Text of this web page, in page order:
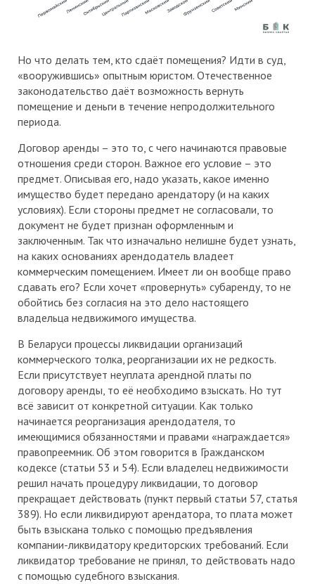
Но что делать тем, кто сдаёт помещения? Идти в суд,
«вооружившись» опытным юристом. Отечественное
законодательство даёт возможность вернуть
помещение и деньги в течение непродолжительного
периода.
Договор аренды – это то, с чего начинаются правовые
отношения среди сторон. Важное его условие – это
предмет. Описывая его, надо указать, какое именно
имущество будет передано арендатору (и на каких
условиях). Если стороны предмет не согласовали, то
документ не будет признан оформленным и
заключенным. Так что изначально нелишне будет узнать,
на каких основаниях арендодатель владеет
коммерческим помещением. Имеет ли он вообще право
сдавать его? Если хочет «провернуть» субаренду, то не
обойтись без согласия на это дело настоящего
владельца недвижимого имущества.
В Беларуси процессы ликвидации организаций
коммерческого толка, реорганизации их не редкость.
Если присутствует неуплата арендной платы по
договору аренды, то её необходимо взыскать. Но тут
всё зависит от конкретной ситуации. Как только
начинается реорганизация арендодателя, то
имеющимися обязанностями и правами «награждается»
правопреемник. Об этом говорится в Гражданском
кодексе (статьи 53 и 54). Если владелец недвижимости
решил начать процедуру ликвидации, то договор
прекращает действовать (пункт первый статьи 57, статья
389). Но если ликвидируют арендатора, то плата может
быть взыскана только с помощью предъявления
компании-ликвидатору кредиторских требований. Если
ликвидатор требование не принял, то действовать надо
с помощью судебного взыскания.